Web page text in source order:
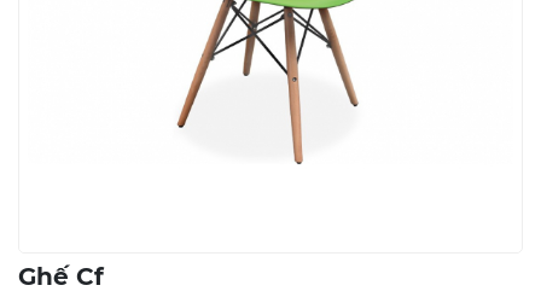
Ghế Cf